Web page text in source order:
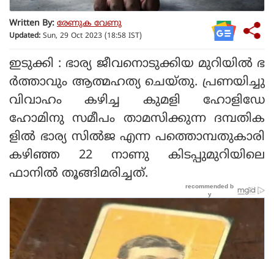
Written By: രേണുക വേണു
Updated: Sun, 29 Oct 2023 (18:58 IST)
ഇടുക്കി : ഭാര്യ ജീവനൊടുക്കിയ മുറിയില്‍ ഭ
ര്‍ത്താവും ആത്മഹത്യ ചെയ്തു. പ്രണയിച്ചു
വിവാഹം കഴിച്ച കുമളി ഹോളിഡേ
ഹോമിനു സമീപം താമസിക്കുന്ന ദമ്പതിക
ളില്‍ ഭാര്യ സില്‍ജ എന്ന പത്തൊമ്പതുകാരി
കഴിഞ്ഞ 22 നാണു കിടപ്പുമുറിയിലെ
ഫാനില്‍ തൂങ്ങിമരിച്ചത്.